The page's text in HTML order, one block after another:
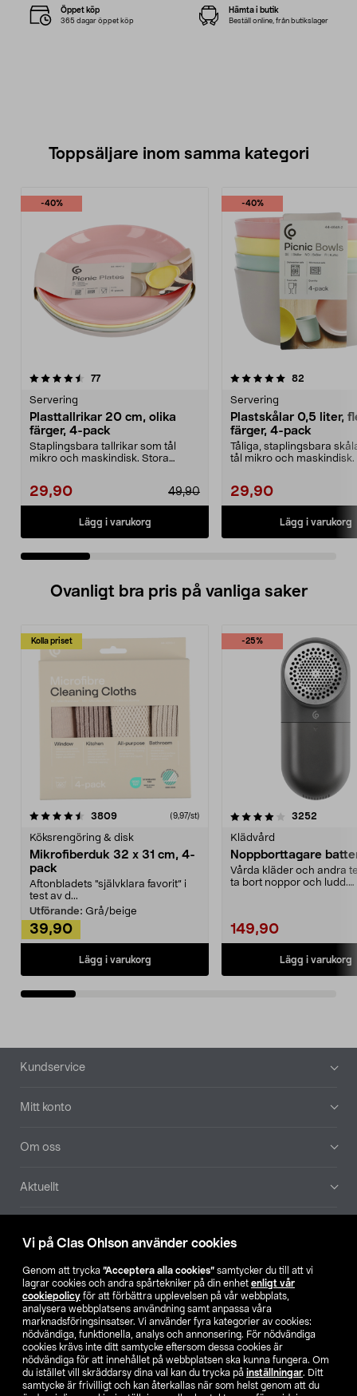
Vi på Clas Ohlson använder cookies
Genom att trycka ”Acceptera alla cookies” samtycker du till att vi
lagrar cookies och andra spårtekniker på din enhet enligt vår
cookiepolicy för att förbättra upplevelsen på vår webbplats,
analysera webbplatsens användning samt anpassa våra
marknadsföringsinsatser. Vi använder fyra kategorier av cookies:
nödvändiga, funktionella, analys och annonsering. För nödvändiga
cookies krävs inte ditt samtycke eftersom dessa cookies är
nödvändiga för att innehållet på webbplatsen ska kunna fungera. Om
du istället vill skräddarsy dina val kan du trycka på inställningar. Ditt
samtycke är frivilligt och kan återkallas när som helst genom att du
Öppet köp
365 dagar öppet köp
Hämta i butik
Beställ online, från butikslager
Toppsäljare inom samma kategori
-40%
77recensioner
Servering
Plasttallrikar 20 cm, olika
färger, 4-pack
Staplingsbara tallrikar som tål
mikro och maskindisk. Stora
29,90 49,90
Lägg i varukorg
-40%
5.0 av 5 stjärnor 82
Servering
Plastskålar 0,5 liter,
färger, 4-pack
Tåliga, staplingsbara
tål mikro och maskindisk.
29,90
Lägg i varukorg
4.5 av 5 stjärnor
Ovanligt bra pris på vanliga saker
Kolla priset
3809recensioner (9,97/st)
Köksrengöring & disk
Mikrofiberduk 32 x 31 cm, 4-
pack
Aftonbladets "självklara favorit” i
test av d...
Utförande: Grå/beige
39,90
Lägg i varukorg
-25%
4.0av 5 stjärnor 3252
Klädvård
Noppborttagare
Vårda kläder och andra
ta bort noppor och ludd.
149,90
Lägg i varukorg
4.5av 5 stjärnor
Sidfot
Kundservice
Mitt konto
Om oss
Aktuellt
Hitta butik
SE NO FI